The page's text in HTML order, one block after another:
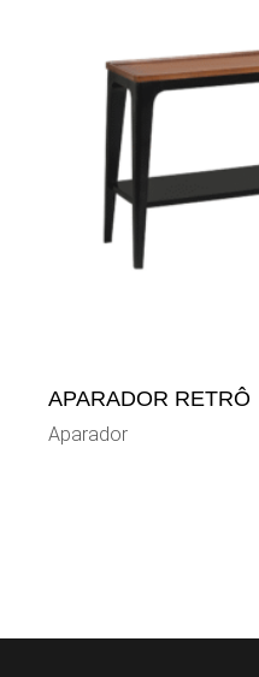
APARADOR RETRÔ
Aparador